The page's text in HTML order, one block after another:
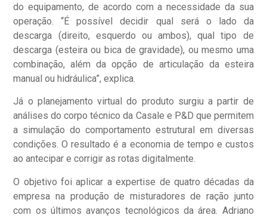
do equipamento, de acordo com a necessidade da sua
operação. “É possível decidir qual será o lado da
descarga (direito, esquerdo ou ambos), qual tipo de
descarga (esteira ou bica de gravidade), ou mesmo uma
combinação, além da opção de articulação da esteira
manual ou hidráulica”, explica.
Já o planejamento virtual do produto surgiu a partir de
análises do corpo técnico da Casale e P&D que permitem
a simulação do comportamento estrutural em diversas
condições. O resultado é a economia de tempo e custos
ao antecipar e corrigir as rotas digitalmente.
O objetivo foi aplicar a expertise de quatro décadas da
empresa na produção de misturadores de ração junto
com os últimos avanços tecnológicos da área. Adriano